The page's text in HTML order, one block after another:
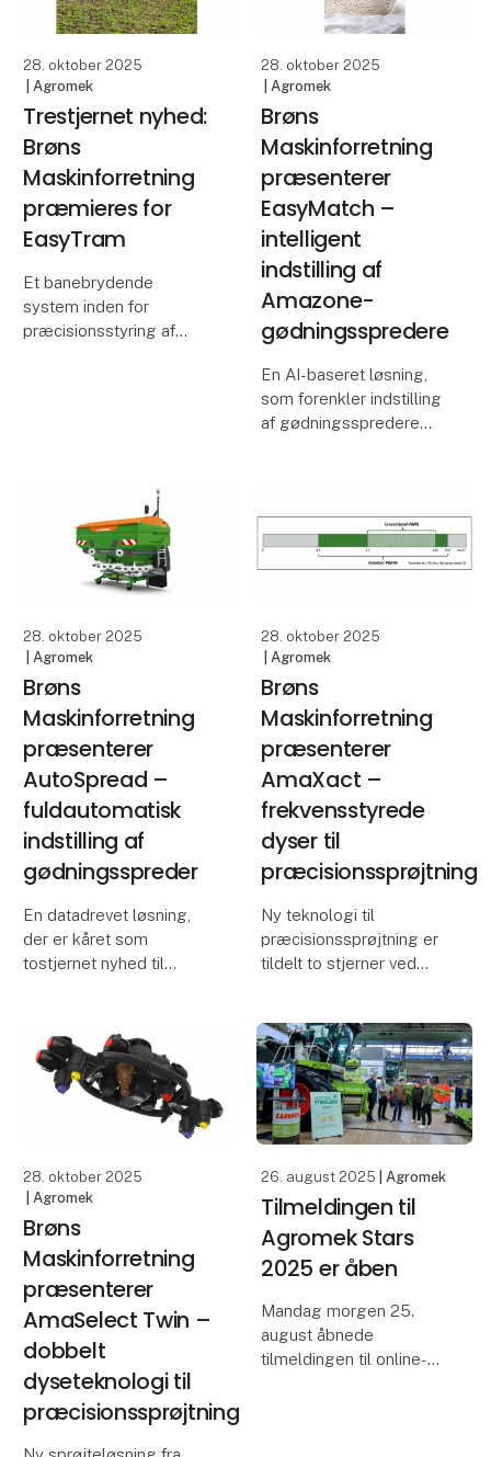
lancerer HFS – Hybrid F
Danmark) lancerer So
28. oktober 2025
| Agromek
Trestjernet nyhed:
Brøns
Maskinforretning
præmieres for
EasyTram
Et banebrydende
system inden for
præcisionsstyring af
jorderosion og øger
effektivitet
28. oktober 2025
| Agromek
Brøns
Maskinforretning
præsenterer
EasyMatch –
intelligent
indstilling af
Amazone-
gødningsspredere
En AI-baseret løsning,
som forenkler indstilling
af gødningsspredere
2025.
Brøns Maskinforretning
28. oktober 2025
| Agromek
Brøns
Maskinforretning
præsenterer
AutoSpread –
fuldautomatisk
indstilling af
gødningsspreder
En datadrevet løsning,
der er kåret som
tostjernet nyhed til
og maksimal udnyttelse
af handelsgødning.
Brøns Maskinforretning
28. oktober 2025
| Agromek
Brøns
Maskinforretning
præsenterer
AmaXact –
frekvensstyrede
dyser til
præcisionssprøjtning
Ny teknologi til
præcisionssprøjtning er
tildelt to stjerner ved
Brøns Maskinforretning
ApS lancerer AmaXact –
en ny generation af
frekvensstyrede,
pulserende dyser
28. oktober 2025
| Agromek
Brøns
Maskinforretning
præsenterer
AmaSelect Twin –
dobbelt
dyseteknologi til
præcisionssprøjtning
26. august 2025 | Agromek
Tilmeldingen til
Agromek Stars
2025 er åben
Mandag morgen 25.
august åbnede
tilmeldingen til online-